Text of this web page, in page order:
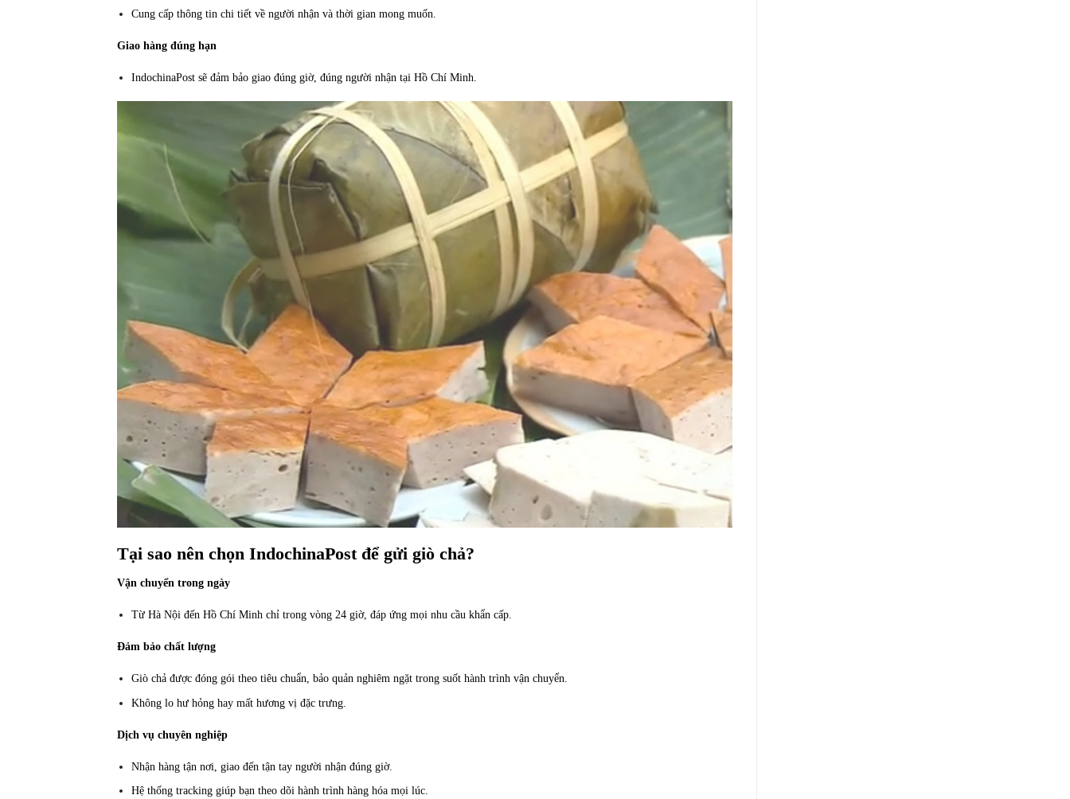
Cung cấp thông tin chi tiết về người nhận và thời gian mong muốn.
Giao hàng đúng hạn
IndochinaPost sẽ đảm bảo giao đúng giờ, đúng người nhận tại Hồ Chí Minh.
Tại sao nên chọn IndochinaPost để gửi giò chả?
Vận chuyển trong ngày
Từ Hà Nội đến Hồ Chí Minh chỉ trong vòng 24 giờ, đáp ứng mọi nhu cầu khẩn cấp.
Đảm bảo chất lượng
Giò chả được đóng gói theo tiêu chuẩn, bảo quản nghiêm ngặt trong suốt hành trình vận chuyển.
Không lo hư hỏng hay mất hương vị đặc trưng.
Dịch vụ chuyên nghiệp
Nhận hàng tận nơi, giao đến tận tay người nhận đúng giờ.
Hệ thống tracking giúp bạn theo dõi hành trình hàng hóa mọi lúc.